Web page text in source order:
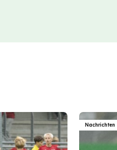
Nachrichten